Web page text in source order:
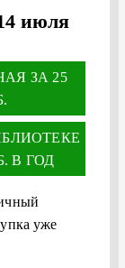
июля
ЗА 25
В ГОД
уже